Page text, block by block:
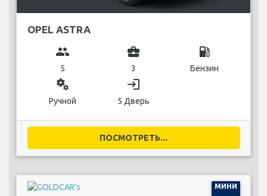
OPEL ASTRA
group
5
business_center
3
local_gas_station
Бензин
miscellaneous_services
Ручной
login
5 Дверь
ПОСМОТРЕТЬ...
МИНИ